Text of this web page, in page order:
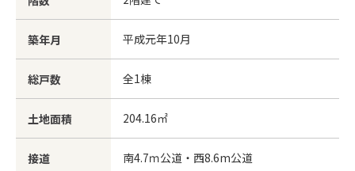
築年月 平成元年10月
総戸数 全1棟
土地面積 204.16㎡
接道 南4.7ｍ公道・西8.6m公道